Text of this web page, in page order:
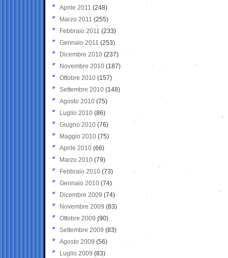
Aprile 2011 (248)
Marzo 2011 (255)
Febbraio 2011 (233)
Gennaio 2011 (253)
Dicembre 2010 (237)
Novembre 2010 (187)
Ottobre 2010 (157)
Settembre 2010 (148)
Agosto 2010 (75)
Luglio 2010 (86)
Giugno 2010 (76)
Maggio 2010 (75)
Aprile 2010 (66)
Marzo 2010 (79)
Febbraio 2010 (73)
Gennaio 2010 (74)
Dicembre 2009 (74)
Novembre 2009 (83)
Ottobre 2009 (90)
Settembre 2009 (83)
Agosto 2009 (56)
Luglio 2009 (83)